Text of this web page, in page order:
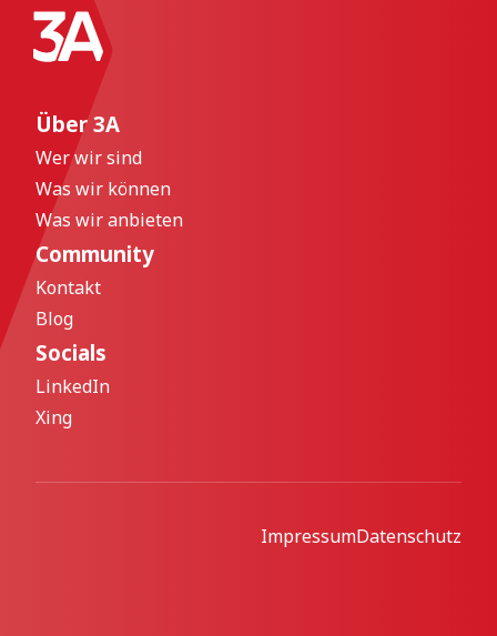
Über 3A
Wer wir sind
Was wir können
Was wir anbieten
Community
Kontakt
Blog
Socials
LinkedIn
Xing
ImpressumDatenschutz